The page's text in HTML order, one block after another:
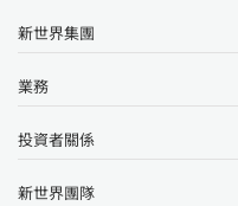
新世界集團
業務
投資者關係
新世界團隊